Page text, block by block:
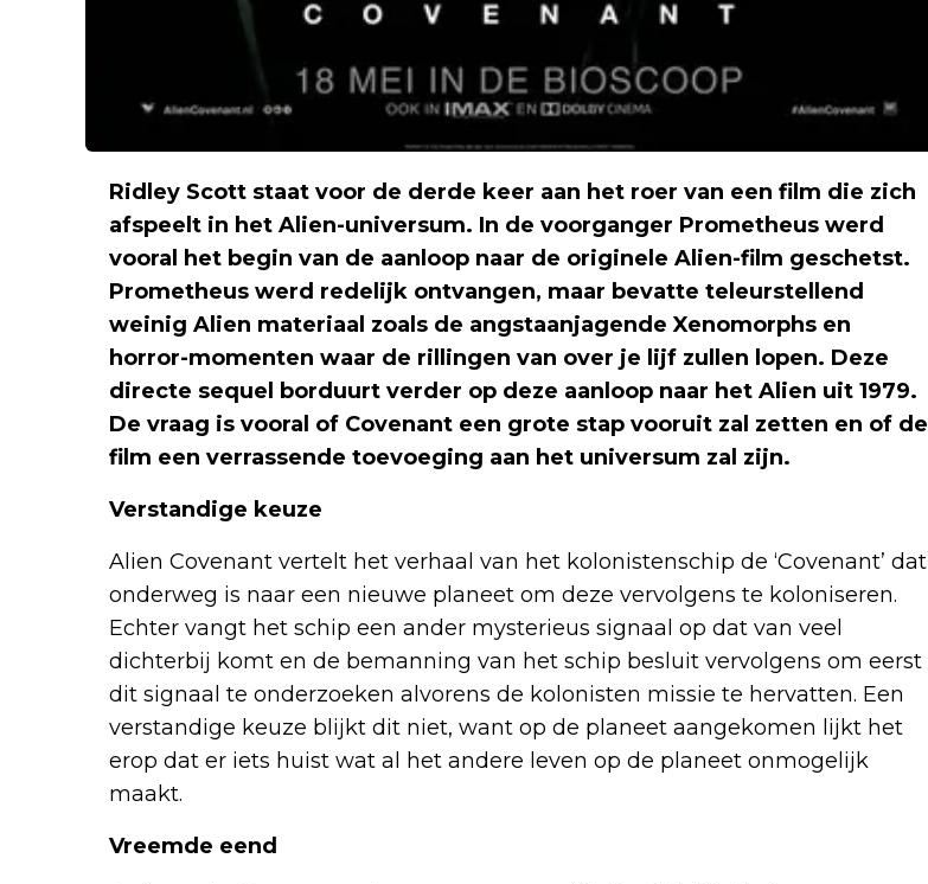
Ridley Scott staat voor de derde keer aan het roer van een film die zich
afspeelt in het Alien-universum. In de voorganger Prometheus werd
vooral het begin van de aanloop naar de originele Alien-film geschetst.
Prometheus werd redelijk ontvangen, maar bevatte teleurstellend
weinig Alien materiaal zoals de angstaanjagende Xenomorphs en
horror-momenten waar de rillingen van over je lijf zullen lopen. Deze
directe sequel borduurt verder op deze aanloop naar het Alien uit 1979.
De vraag is vooral of Covenant een grote stap vooruit zal zetten en of de
film een verrassende toevoeging aan het universum zal zijn.
Verstandige keuze
Alien Covenant vertelt het verhaal van het kolonistenschip de ‘Covenant’ dat
onderweg is naar een nieuwe planeet om deze vervolgens te koloniseren.
Echter vangt het schip een ander mysterieus signaal op dat van veel
dichterbij komt en de bemanning van het schip besluit vervolgens om eerst
dit signaal te onderzoeken alvorens de kolonisten missie te hervatten. Een
verstandige keuze blijkt dit niet, want op de planeet aangekomen lijkt het
erop dat er iets huist wat al het andere leven op de planeet onmogelijk
maakt.
Vreemde eend